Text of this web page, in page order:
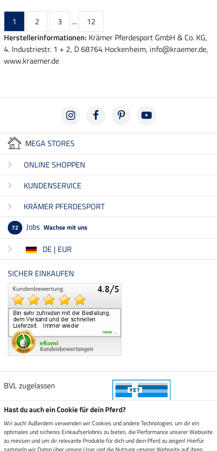
1 2 3 ...
12
Herstellerinformationen: Krämer Pferdesport GmbH & Co. KG,
4. Industriestr. 1 + 2, D 68764 Hockenheim, info@kraemer.de,
www.kraemer.de
MEGA STORES
ONLINE SHOPPEN
KUNDENSERVICE
KRÄMER PFERDESPORT
72 Jobs Wachse mit uns
DE | EUR
SICHER EINKAUFEN
BVL zugelassen
Zustellung durch
Hast du auch ein Cookie für dein Pferd?
Wir auch! Außerdem verwenden wir Cookies und andere Technologien, um dir ein
optimales und sicheres Einkaufserlebnis zu bieten, die Performance unserer Webseite
zu messen und um dir relevante Produkte für dich und dein Pferd zu zeigen! Hierfür